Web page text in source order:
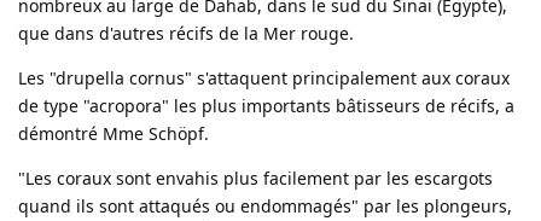
nombreux au large de Dahab, dans le sud du Sinaï (Egypte),
que dans d'autres récifs de la Mer rouge.
Les "drupella cornus" s'attaquent principalement aux coraux
de type "acropora" les plus importants bâtisseurs de récifs, a
démontré Mme Schöpf.
"Les coraux sont envahis plus facilement par les escargots
quand ils sont attaqués ou endommagés" par les plongeurs,